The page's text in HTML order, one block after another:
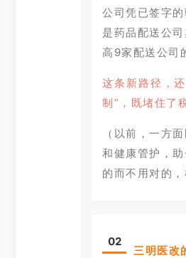
公司凭已签字
是药品配送公
高9家配送公司
这条新路径，
制”，既堵住了
（以前，一方
和健康管护，
的而不用对的
02
三明医改